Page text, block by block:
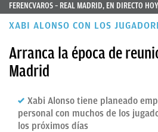
NOTICIAS
MADRID
BALONCESTO
CANTERA
FICHAJES
FERENCVAROS – REAL MADRID, EN DIRECTO HOY
XABI ALONSO CON LOS
Arranca la época de
Madrid
Xabi Alonso tiene planeado
personal con muchos de los
los próximos días